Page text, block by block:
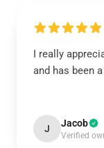
I really
and has been
J Jacob
Verified